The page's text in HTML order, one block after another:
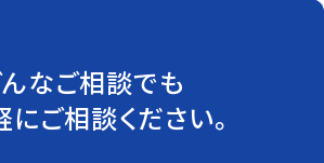
なご相談でも
ご相談ください。